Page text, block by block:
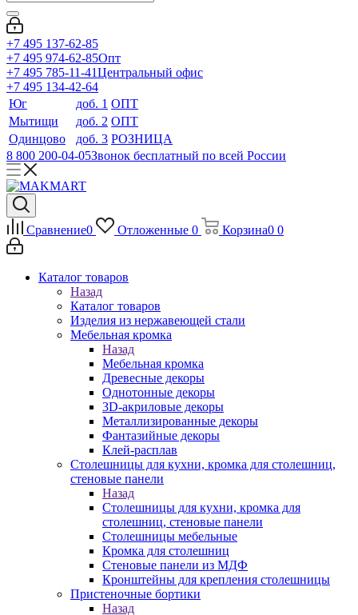
+7 495 137-62-85
+7 495 974-62-85Опт
+7 495 785-11-41Центральный офис
+7 495 134-42-64
Юг
доб. 1 ОПТ
Мытищи
доб. 2 ОПТ
Одинцово
доб. 3 РОЗНИЦА
8 800 200-04-05Звонок бесплатный по всей России
Сравнение0 Отложенные 0 Корзина0 0
Каталог товаров
Назад
Каталог товаров
Изделия из нержавеющей стали
Мебельная кромка
Назад
Мебельная кромка
Древесные декоры
Однотонные декоры
3D-акриловые декоры
Металлизированные декоры
Фантазийные декоры
Клей-расплав
Столешницы для кухни, кромка для столешниц,
стеновые панели
Назад
Столешницы для кухни, кромка для
столешниц, стеновые панели
Столешницы мебельные
Кромка для столешниц
Стеновые панели из МДФ
Кронштейны для крепления столешницы
Пристеночные бортики
Назад